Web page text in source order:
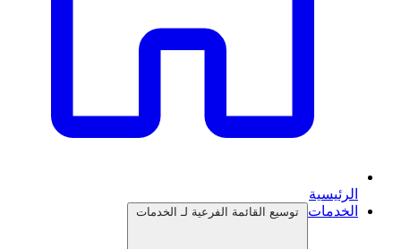
الرئيسية
الخدمات
توسيع القائمة الفرعية لـ الخدمات